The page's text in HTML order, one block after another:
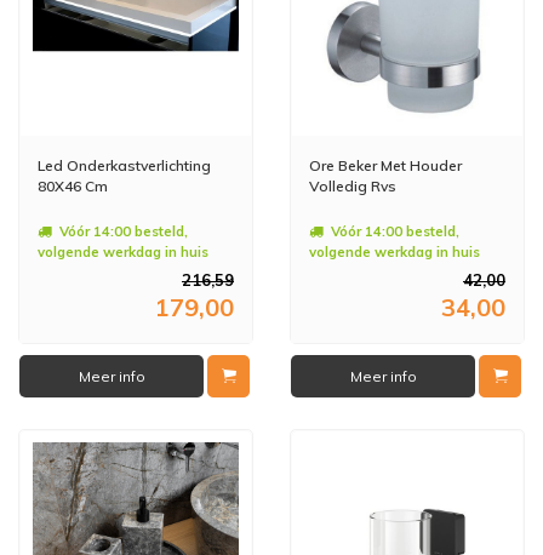
Led Onderkastverlichting
80X46 Cm
Vóór 14:00 besteld,
volgende werkdag in huis
216,59
179,00
Meer info
Ore Beker Met Houder
Volledig Rvs
Vóór 14:00 besteld,
volgende werkdag in huis
42,00
34,00
Meer info